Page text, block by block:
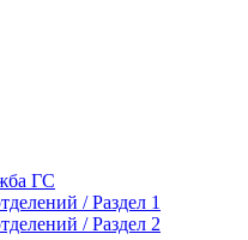
ГС
/ Раздел 1
/ Раздел 2